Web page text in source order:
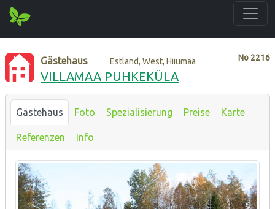
No 2216
Gästehaus Estland, West, Hiiumaa
VILLAMAA PUHKEKÜLA
Gästehaus Foto Spezialisierung Preise Karte
Referenzen Info